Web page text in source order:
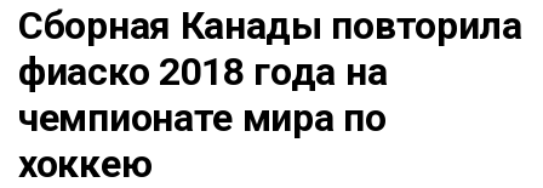
Сборная Канады повторила
фиаско 2018 года на
чемпионате мира по
хоккею